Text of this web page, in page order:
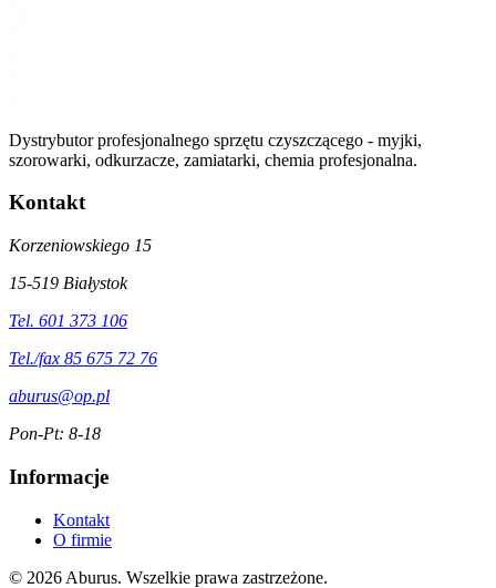
Dystrybutor profesjonalnego sprzętu czyszczącego - myjki,
szorowarki, odkurzacze, zamiatarki, chemia profesjonalna.
Kontakt
Korzeniowskiego 15
15-519 Białystok
Tel. 601 373 106
Tel./fax 85 675 72 76
aburus@op.pl
Pon-Pt: 8-18
Informacje
Kontakt
O firmie
© 2026 Aburus. Wszelkie prawa zastrzeżone.